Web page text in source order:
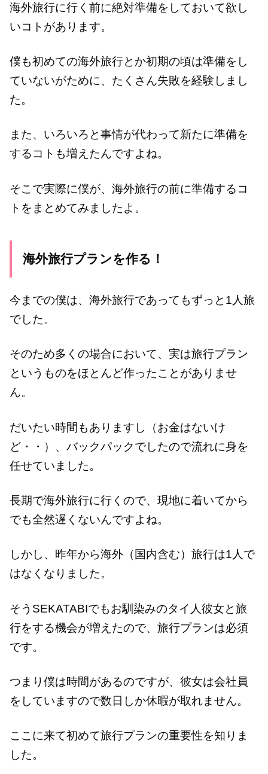
海外旅行に行く前に絶対準備をしておいて欲し
いコトがあります。
僕も初めての海外旅行とか初期の頃は準備をし
ていないがために、たくさん失敗を経験しまし
た。
また、いろいろと事情が代わって新たに準備を
するコトも増えたんですよね。
そこで実際に僕が、海外旅行の前に準備するコ
トをまとめてみましたよ。
海外旅行プランを作る！
今までの僕は、海外旅行であってもずっと1人旅
でした。
そのため多くの場合において、実は旅行プラン
というものをほとんど作ったことがありませ
ん。
だいたい時間もありますし（お金はないけ
ど・・）、バックパックでしたので流れに身を
任せていました。
長期で海外旅行に行くので、現地に着いてから
でも全然遅くないんですよね。
しかし、昨年から海外（国内含む）旅行は1人で
はなくなりました。
そうSEKATABIでもお馴染みのタイ人彼女と旅
行をする機会が増えたので、旅行プランは必須
です。
つまり僕は時間があるのですが、彼女は会社員
をしていますので数日しか休暇が取れません。
ここに来て初めて旅行プランの重要性を知りま
した。